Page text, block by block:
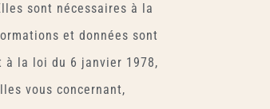
sont nécessaires à la
et données sont
à la loi du 6 janvier 1978,
vous concernant,